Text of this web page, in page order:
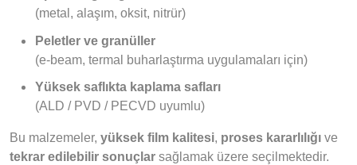
(metal, alaşım, oksit, nitrür)
Peletler ve granüller
(e-beam, termal buharlaştırma uygulamaları için)
Yüksek saflıkta kaplama safları
(ALD / PVD / PECVD uyumlu)
Bu malzemeler, yüksek film kalitesi, proses kararlılığı ve
tekrar edilebilir sonuçlar sağlamak üzere seçilmektedir.